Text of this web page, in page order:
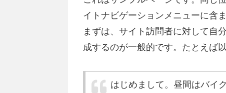
イトナビゲーションメニューに含
まずは、サイト訪問者に対して自
成するのが一般的です。たとえば
はじめまして。昼間はバイ